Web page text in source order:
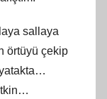
sallaya
örtüyü çekip
yatakta…